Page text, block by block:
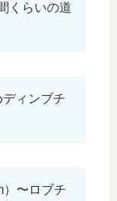
くらいの道
ィンブチ
〜ロブチ